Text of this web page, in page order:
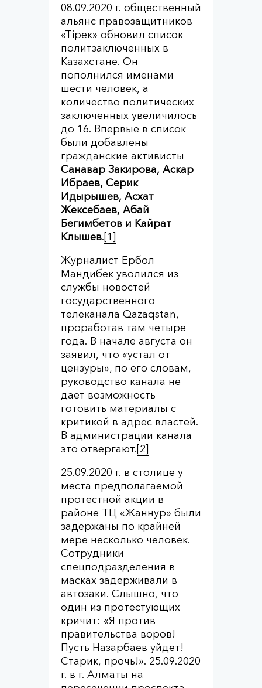
08.09.2020 г. общественный
альянс правозащитников
«Тірек» обновил список
политзаключенных в
Казахстане. Он
пополнился именами
шести человек, а
количество политических
заключенных увеличилось
до 16. Впервые в список
были добавлены
гражданские активисты
Санавар Закирова, Аскар
Ибраев, Серик
Идырышев, Асхат
Жексебаев, Абай
Бегимбетов и Кайрат
Клышев.[1]
Журналист Ербол
Мандибек уволился из
службы новостей
государственного
телеканала Qazaqstan,
проработав там четыре
года. В начале августа он
заявил, что «устал от
цензуры», по его словам,
руководство канала не
дает возможность
готовить материалы с
критикой в адрес властей.
В администрации канала
это отвергают.[2]
25.09.2020 г. в столице у
места предполагаемой
протестной акции в
районе ТЦ «Жаннур» были
задержаны по крайней
мере несколько человек.
Сотрудники
спецподразделения в
масках задерживали в
автозаки. Слышно, что
один из протестующих
кричит: «Я против
правительства воров!
Пусть Назарбаев уйдет!
Старик, прочь!». 25.09.2020
г. в г. Алматы на